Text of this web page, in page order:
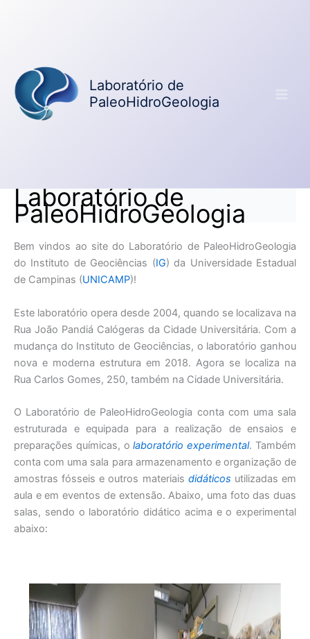
Laboratório de
PaleoHidroGeologia
Laboratório de
PaleoHidroGeologia
Bem vindos ao site do Laboratório de PaleoHidroGeologia
do Instituto de Geociências (IG) da Universidade Estadual
de Campinas (UNICAMP)!
Este laboratório opera desde 2004, quando se localizava na
Rua João Pandiá Calógeras da Cidade Universitária. Com a
mudança do Instituto de Geociências, o laboratório ganhou
nova e moderna estrutura em 2018. Agora se localiza na
Rua Carlos Gomes, 250, também na Cidade Universitária.
O Laboratório de PaleoHidroGeologia conta com uma sala
estruturada e equipada para a realização de ensaios e
preparações químicas, o laboratório experimental. Também
conta com uma sala para armazenamento e organização de
amostras fósseis e outros materiais didáticos utilizadas em
aula e em eventos de extensão. Abaixo, uma foto das duas
salas, sendo o laboratório didático acima e o experimental
abaixo: